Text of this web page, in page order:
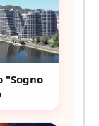
"Sogno